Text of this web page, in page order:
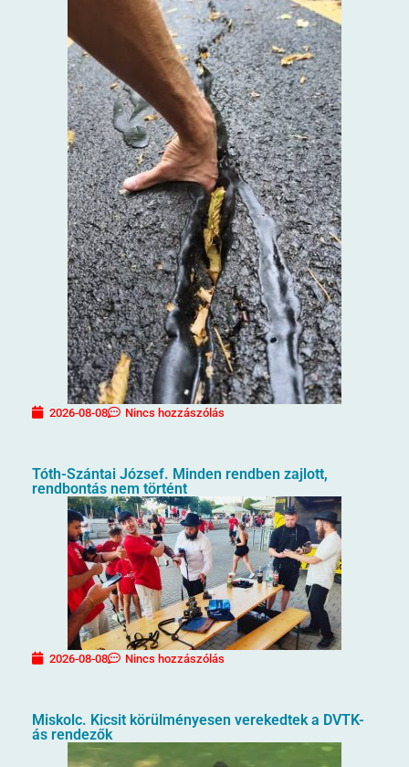
2026-08-08 Nincs hozzászólás
Tóth-Szántai József. Minden rendben zajlott,
rendbontás nem történt
2026-08-08 Nincs hozzászólás
Miskolc. Kicsit körülményesen verekedtek a DVTK-
ás rendezők